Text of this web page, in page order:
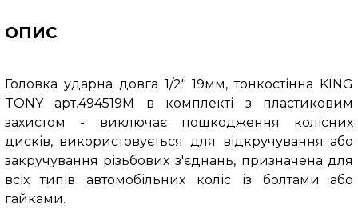
ОПИС
Головка ударна довга 1/2" 19мм, тонкостінна KING
TONY арт.494519M
в комплекті з пластиковим
захистом - виключає пошкодження колісних
дисків, використовується для відкручування або
закручування різьбових з'єднань, призначена для
всіх типів автомобільних коліс із болтами або
гайками.